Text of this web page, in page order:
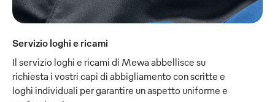
Servizio loghi e ricami
Il servizio loghi e ricami di Mewa abbellisce su
richiesta i vostri capi di abbigliamento con scritte e
loghi individuali per garantire un aspetto uniforme e